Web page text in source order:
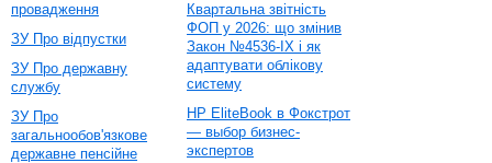
провадження
ЗУ Про відпустки
ЗУ Про державну
службу
ЗУ Про
загальнообов'язкове
державне пенсійне
Квартальна звітність
ФОП у 2026: що змінив
Закон №4536-IX і як
адаптувати облікову
систему
HP EliteBook в Фокстрот
— выбор бизнес-
экспертов